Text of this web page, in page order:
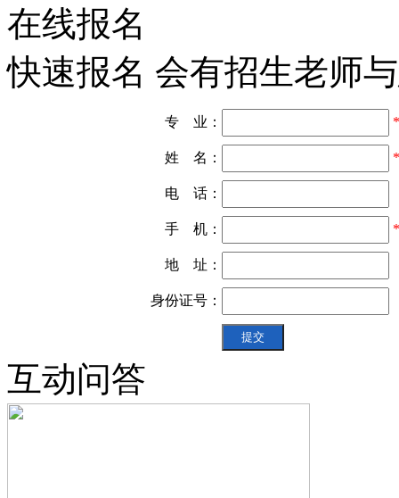
在线报名
快速报名 会有招生老师
专 业： *
姓 名： *
电 话：
手 机： *
地 址：
身份证号：
互动问答